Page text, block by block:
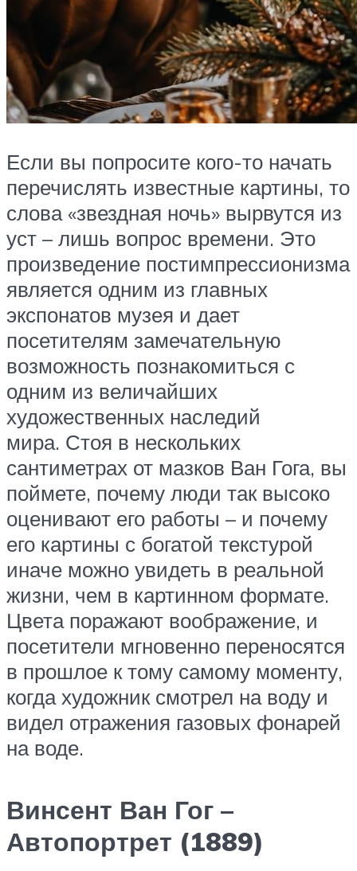
Если вы попросите кого-то начать
перечислять известные картины, то
слова «звездная ночь» вырвутся из
уст – лишь вопрос времени. Это
произведение постимпрессионизма
является одним из главных
экспонатов музея и дает
посетителям замечательную
возможность познакомиться с
одним из величайших
художественных наследий
мира. Стоя в нескольких
сантиметрах от мазков Ван Гога, вы
поймете, почему люди так высоко
оценивают его работы – и почему
его картины с богатой текстурой
иначе можно увидеть в реальной
жизни, чем в картинном формате.
Цвета поражают воображение, и
посетители мгновенно переносятся
в прошлое к тому самому моменту,
когда художник смотрел на воду и
видел отражения газовых фонарей
на воде.
Винсент Ван Гог –
Автопортрет (1889)